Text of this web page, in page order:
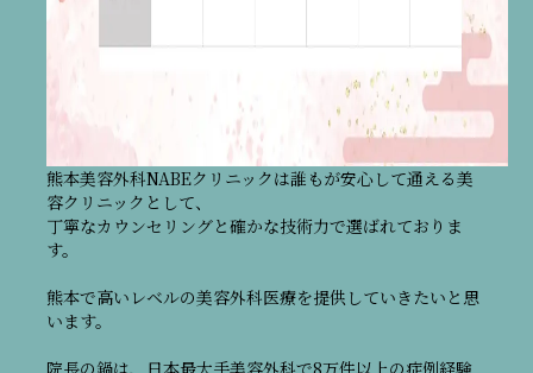
熊本美容外科NABEクリニックは誰もが安心して通える美
容クリニックとして、
丁寧なカウンセリングと確かな技術力で選ばれておりま
す。
熊本で高いレベルの美容外科医療を提供していきたいと思
います。
院長の鍋は、日本最大手美容外科で8万件以上の症例経験